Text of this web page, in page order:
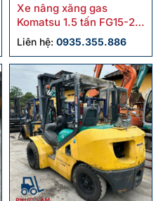
Xe nâng xăng gas
Komatsu 1.5 tấn FG15-20
cũ
Liên hệ: 0935.355.886